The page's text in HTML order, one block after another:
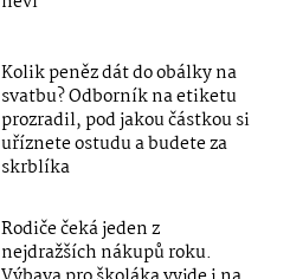
Kolik peněz dát do obálky na
svatbu? Odborník na etiketu
prozradil, pod jakou částkou si
uříznete ostudu a budete za
skrblíka
Rodiče čeká jeden z
nejdražších nákupů roku.